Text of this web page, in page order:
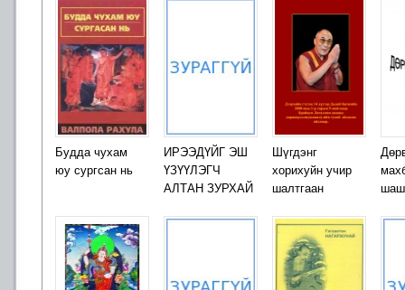
Будда чухам
юу сургсан нь
ИРЭЭДҮЙГ ЭШ
ҮЗҮҮЛЭГЧ
АЛТАН ЗУРХАЙ
Шүгдэнг
хорихуйн учир
шалтгаан